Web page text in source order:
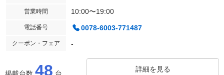
営業時間 10:00〜19:00
電話番号 0078-6003-771487
クーポン・フェア -
48 詳細を見る